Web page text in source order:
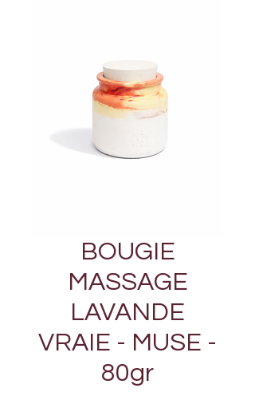
BOUGIE
MASSAGE
LAVANDE
VRAIE - MUSE -
80gr